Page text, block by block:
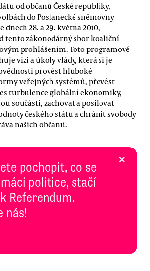
od občanů České republiky,
do Poslanecké sněmovny
dnech 28. a 29. května 2010,
tento zákonodárný sbor koaliční
prohlášením. Toto programové
vizi a úkoly vlády, která si je
provést hluboké
veřejných systémů, převést
turbulence globální ekonomiky,
součástí, zachovat a posilovat
českého státu a chránit svobody
našich občanů.
pochopit, co se
politice, stačí
Referendum.
nás!
×